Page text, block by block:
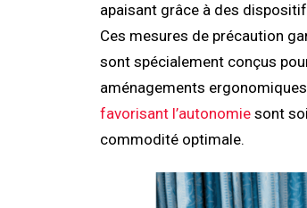
apaisant grâce à des
Ces mesures de précaution
sont spécialement conçus
aménagements
favorisant l’autonomie sont
commodité optimale.